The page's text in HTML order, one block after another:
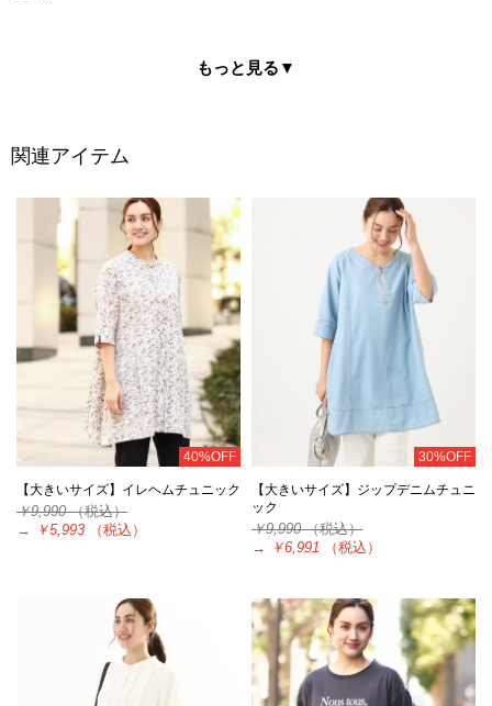
もっと見る ▼
関連アイテム
40%OFF
【大きいサイズ】イレヘムチュニック
￥9,990（税込）
→
￥5,993 （税込）
30%OFF
【大きいサイズ】ジップデニムチュニ
ック
￥9,990（税込）
→
￥6,991 （税込）